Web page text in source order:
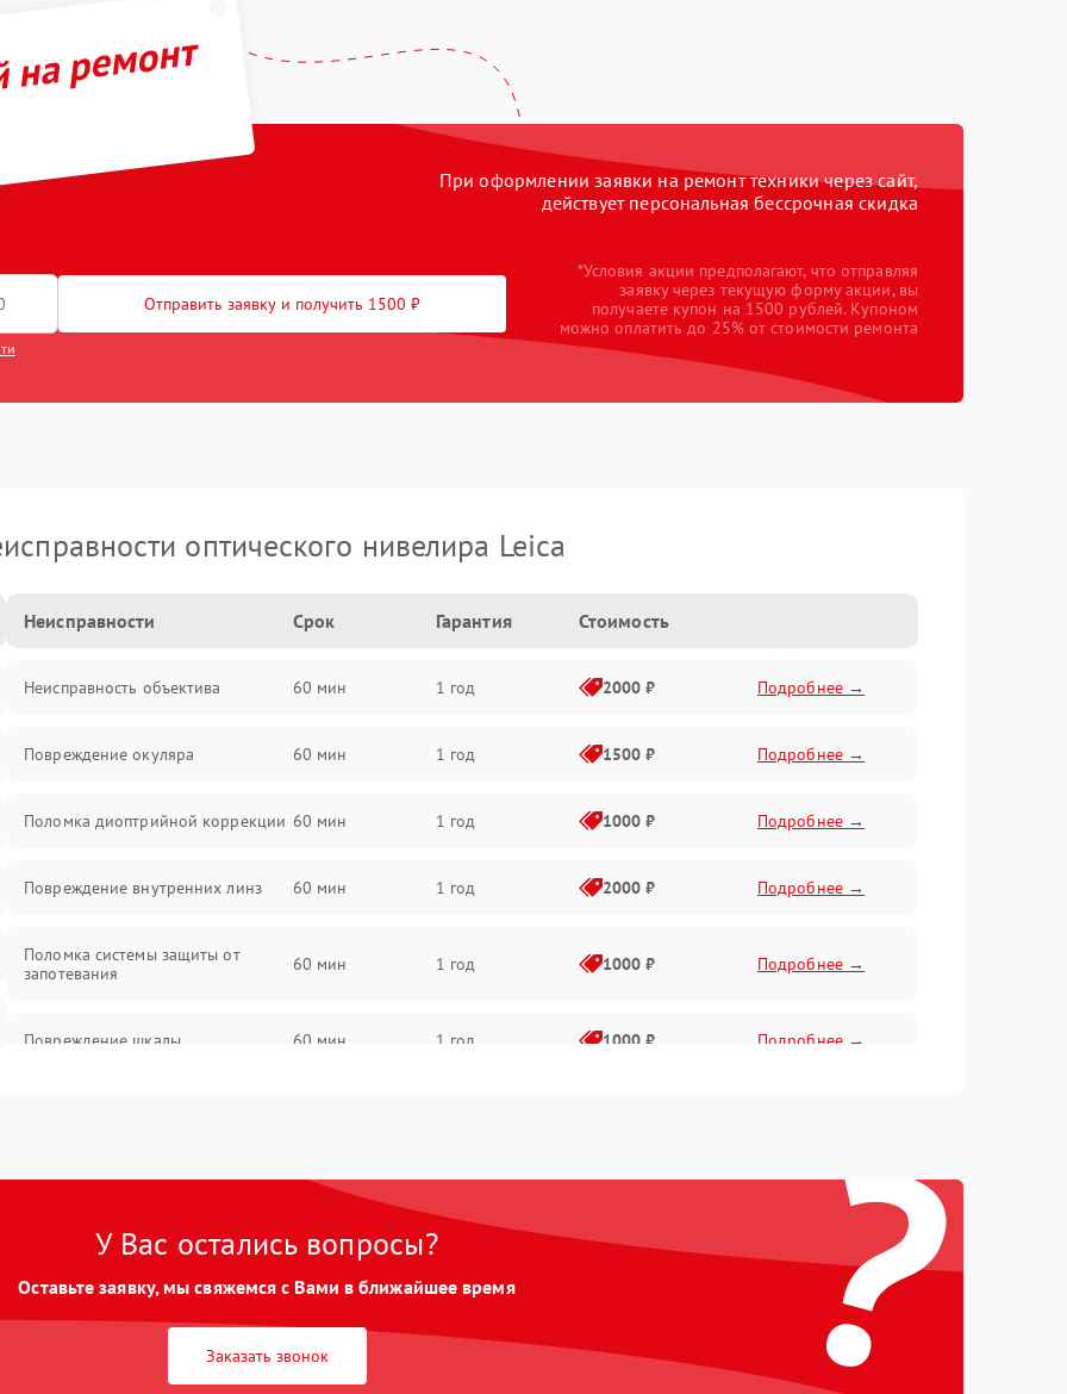
ремонт
При оформлении заявки на ремонт техники через сайт,
действует персональная бессрочная скидка
Отправить заявку и получить 1500 ₽
*Условия акции предполагают, что отправляя
заявку через текущую форму акции, вы
получаете купон на 1500 рублей. Купоном
можно оплатить до 25% от стоимости ремонта
оптического нивелира Leica
Неисправности Срок Гарантия Стоимость
Неисправность объектива 60 мин 1 год 2000 ₽ Подробнее →
Повреждение окуляра 60 мин 1 год 1500 ₽ Подробнее →
Поломка диоптрийной коррекции 60 мин 1 год 1000 ₽ Подробнее →
Повреждение внутренних линз 60 мин 1 год 2000 ₽ Подробнее →
Поломка системы защиты от
запотевания
60 мин 1 год 1000 ₽ Подробнее →
Повреждение шкалы 60 мин 1 год 1000 ₽ Подробнее →
Царапины на линзах 80 мин 1 год 2500 ₽
Подробнее →
Подробнее →
?
У Вас остались вопросы?
Оставьте заявку, мы свяжемся с Вами в ближайшее время
Заказать звонок